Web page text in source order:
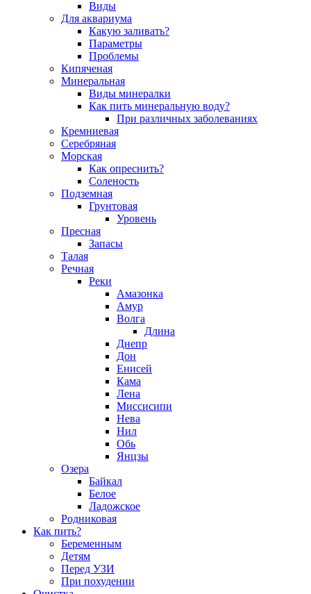
Виды
Для аквариума
Какую заливать?
Параметры
Проблемы
Кипяченая
Минеральная
Виды минералки
Как пить минеральную воду?
При различных заболеваниях
Кремниевая
Серебряная
Морская
Как опреснить?
Соленость
Подземная
Грунтовая
Уровень
Пресная
Запасы
Талая
Речная
Реки
Амазонка
Амур
Волга
Длина
Днепр
Дон
Енисей
Кама
Лена
Миссисипи
Нева
Нил
Обь
Янцзы
Озера
Байкал
Белое
Ладожское
Родниковая
Как пить?
Беременным
Детям
Перед УЗИ
При похудении